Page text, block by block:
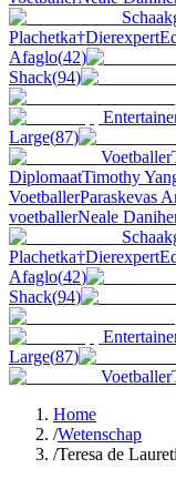
Plachetka†Dierexpert
Afaglo(42)
Shack(94)
Large(87)
Voetballer
DiplomaatTimothy
VoetballerParaskevas
voetballerNeale
Plachetka†Dierexpert
Afaglo(42)
Shack(94)
Large(87)
Voetballer
Home
/Wetenschap
/Teresa de